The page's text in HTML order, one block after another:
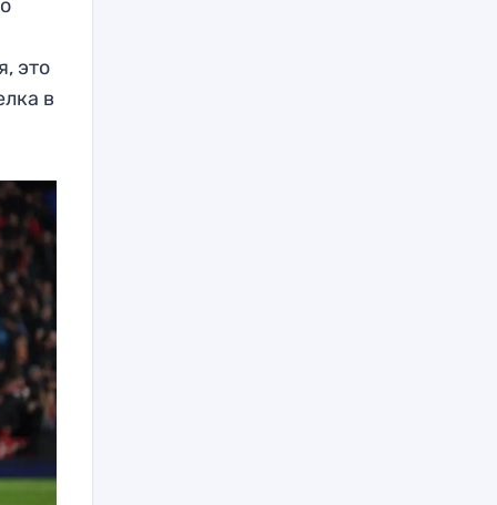
это
в